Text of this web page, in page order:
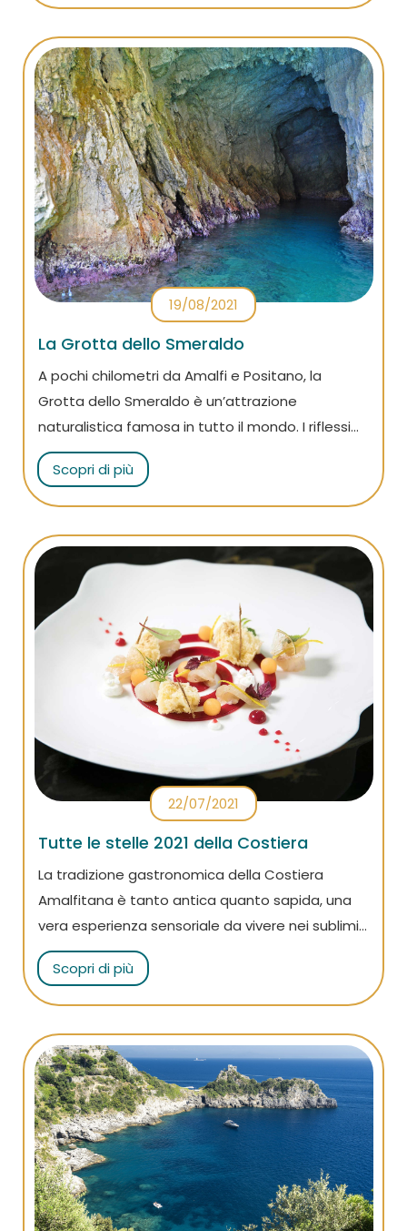
piscine a sfioro più famose d’Italia.
19/08/2021
La Grotta dello Smeraldo
A pochi chilometri da Amalfi e Positano, la
Grotta dello Smeraldo è un’attrazione
naturalistica famosa in tutto il mondo. I riflessi
della luce sull’acqua e le originali sculture, create
dalla presenza di stalattiti e stalagmiti, creano
l’illusione di essere in un tempio antico
Scopri di più
22/07/2021
Tutte le stelle 2021 della Costiera
La tradizione gastronomica della Costiera
Amalfitana è tanto antica quanto sapida, una
vera esperienza sensoriale da vivere nei sublimi
ristoranti stellati di quest’angolo di paradiso: ben
tredici sull’ultima Guida Michelin.
Scopri di più